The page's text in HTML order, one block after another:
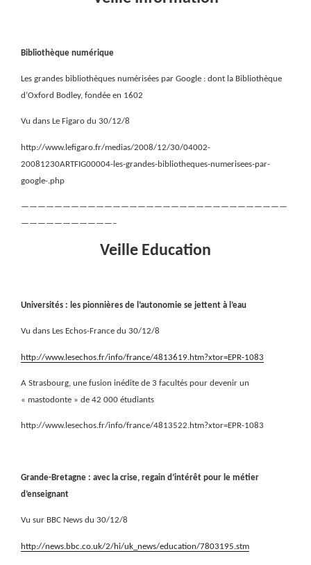
Bibliothèque numérique
Les grandes bibliothèques numérisées par Google : dont la Bibliothèque
d’Oxford Bodley, fondée en 1602
Vu dans Le Figaro du 30/12/8
http://www.lefigaro.fr/medias/2008/12/30/04002-
20081230ARTFIG00004-les-grandes-bibliotheques-numerisees-par-
google-.php
————————————————————————————————
———————————–
Veille Education
Universités : les pionnières de l’autonomie se jettent à l’eau
Vu dans Les Echos-France du 30/12/8
http://www.lesechos.fr/info/france/4813619.htm?xtor=EPR-1083
A Strasbourg, une fusion inédite de 3 facultés pour devenir un
« mastodonte » de 42 000 étudiants
http://www.lesechos.fr/info/france/4813522.htm?xtor=EPR-1083
Grande-Bretagne : avec la crise, regain d’intérêt pour le métier
d’enseignant
Vu sur BBC News du 30/12/8
http://news.bbc.co.uk/2/hi/uk_news/education/7803195.stm